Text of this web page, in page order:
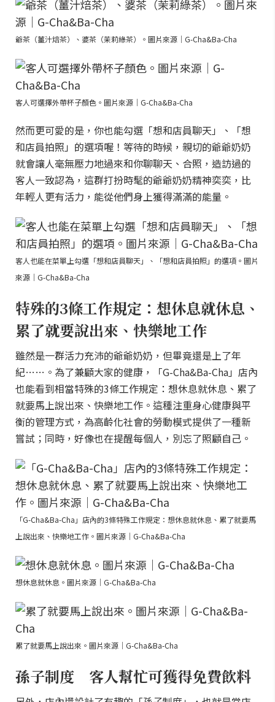
爺茶（薑汁焙茶）、婆茶（茉莉綠茶）。圖片來源｜G-Cha&Ba-Cha
客人可選擇外帶杯子顏色。圖片來源｜G-Cha&Ba-Cha
然而更可愛的是，你也能勾選「想和店員聊天」、「想
和店員拍照」的選項喔！等待的時候，親切的爺爺奶奶
就會讓人毫無壓力地過來和你聊聊天、合照，造訪過的
客人一致認為，這群打扮時髦的爺爺奶奶精神奕奕，比
年輕人更有活力，能從他們身上獲得滿滿的能量。
客人也能在菜單上勾選「想和店員聊天」、「想和店員拍照」的選項。圖片
來源｜G-Cha&Ba-Cha
特殊的3條工作規定：想休息就休息、
累了就要說出來、快樂地工作
雖然是一群活力充沛的爺爺奶奶，但畢竟還是上了年
紀……。為了兼顧大家的健康，「G-Cha&Ba-Cha」店內
也能看到相當特殊的3條工作規定：想休息就休息、累了
就要馬上說出來、快樂地工作。這種注重身心健康與平
衡的管理方式，為高齡化社會的勞動模式提供了一種新
嘗試；同時，好像也在提醒每個人，別忘了照顧自己。
「G-Cha&Ba-Cha」店內的3條特殊工作規定：想休息就休息、累了就要馬
上說出來、快樂地工作。圖片來源｜G-Cha&Ba-Cha
想休息就休息。圖片來源｜G-Cha&Ba-Cha
累了就要馬上說出來。圖片來源｜G-Cha&Ba-Cha
孫子制度 客人幫忙可獲得免費飲料